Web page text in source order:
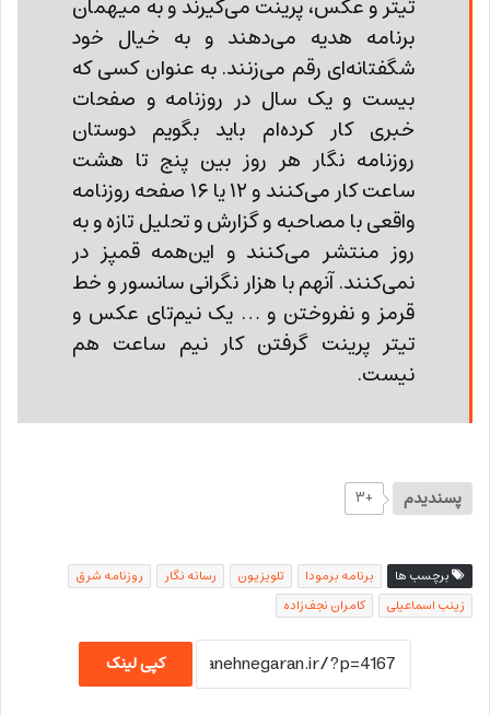
تیتر و عکس، پرینت می‌گیرند و به میهمان
برنامه هدیه می‌دهند و به خیال خود
شگفتانه‌ای رقم می‌زنند. به عنوان کسی که
بیست و یک سال در روزنامه و صفحات
خبری کار کرده‌ام باید بگویم دوستان
روزنامه نگار هر روز بین پنج تا هشت
ساعت کار می‌کنند و ۱۲ یا ۱۶ صفحه روزنامه
واقعی با مصاحبه و گزارش و تحلیل تازه و به
روز منتشر می‌کنند و این‌همه قمپز در
نمی‌کنند. آنهم با هزار نگرانی سانسور و خط
قرمز و نفروختن و … یک نیم‌تای عکس و
تیتر پرینت گرفتن کار نیم ساعت هم
نیست.
پسندیدم +۳
برچسب ها برنامه برمودا تلویزیون رسانه نگار
روزنامه شرق
زینب اسماعیلی
کامران نجف‌زاده
کپی لینک